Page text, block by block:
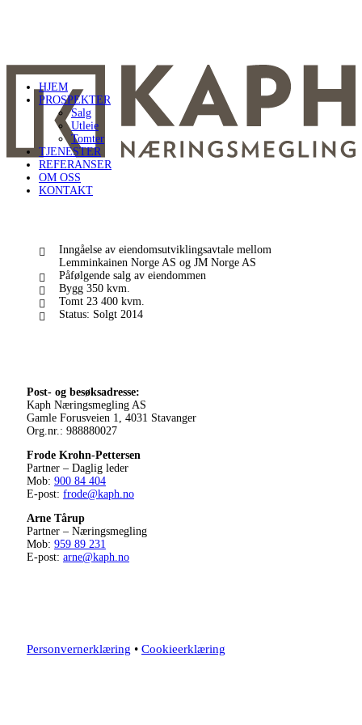
HJEM
PROSPEKTER
Salg
Utleie
Tomter
TJENESTER
REFERANSER
OM OSS
KONTAKT
Inngåelse av eiendomsutviklingsavtale mellom
Lemminkainen Norge AS og JM Norge AS
Påfølgende salg av eiendommen
Bygg 350 kvm.
Tomt 23 400 kvm.
Status: Solgt 2014
Post- og besøksadresse:
Kaph Næringsmegling AS
Gamle Forusveien 1, 4031 Stavanger
Org.nr.: 988880027
Frode Krohn-Pettersen
Partner – Daglig leder
Mob: 900 84 404
E-post: frode@kaph.no
Arne Tårup
Partner – Næringsmegling
Mob: 959 89 231
E-post: arne@kaph.no
Personvernerklæring • Cookieerklæring